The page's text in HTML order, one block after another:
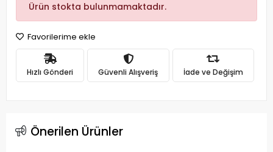
Ürün stokta bulunmamaktadır.
Favorilerime ekle
Hızlı Gönderi Güvenli Alışveriş İade ve Değişim
Önerilen Ürünler